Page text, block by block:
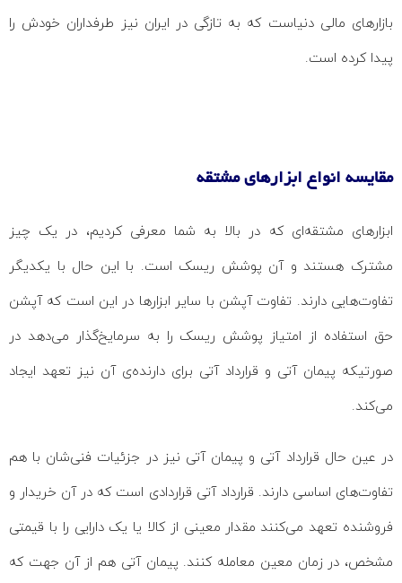
بازارهای مالی دنیاست که به تازگی در ایران نیز طرفداران خودش را
پیدا کرده است.
مقایسه انواع ابزارهای مشتقه
ابزارهای مشتقه‌ای که در بالا به شما معرفی کردیم، در یک چیز
مشترک هستند و آن پوشش ریسک است. با این حال با یکدیگر
تفاوت‌هایی دارند. تفاوت آپشن با سایر ابزارها در این است که آپشن
حق استفاده از امتیاز پوشش ریسک را به سرمایخ‌گذار می‌دهد در
صورتیکه پیمان آتی و قرارداد آتی برای دارنده‌ی آن نیز تعهد ایجاد
می‌کند.
در عین حال قرارداد آتی و پیمان آتی نیز در جزئیات فنی‌شان با هم
تفاوت‌های اساسی دارند. قرارداد آتی قراردادی است که در آن خریدار و
فروشنده تعهد می‌کنند مقدار معینی از کالا یا یک دارایی را با قیمتی
مشخص، در زمان معین معامله کنند. پیمان آتی هم از آن جهت که